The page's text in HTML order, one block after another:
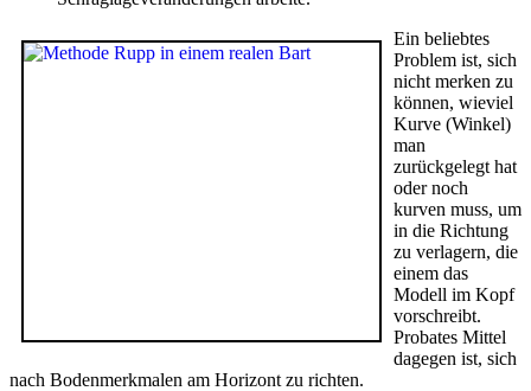
Ein beliebtes
Problem ist, sich
nicht merken zu
können, wieviel
Kurve (Winkel)
man
zurückgelegt hat
oder noch
kurven muss, um
in die Richtung
zu verlagern, die
einem das
Modell im Kopf
vorschreibt.
Probates Mittel
dagegen ist, sich
nach Bodenmerkmalen am Horizont zu richten.